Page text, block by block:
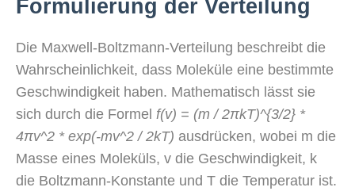
Formulierung der Verteilung
Die Maxwell-Boltzmann-Verteilung beschreibt die
Wahrscheinlichkeit, dass Moleküle eine bestimmte
Geschwindigkeit haben. Mathematisch lässt sie
sich durch die Formel f(v) = (m / 2πkT)^{3/2} *
4πv^2 * exp(-mv^2 / 2kT) ausdrücken, wobei m die
Masse eines Moleküls, v die Geschwindigkeit, k
die Boltzmann-Konstante und T die Temperatur ist.